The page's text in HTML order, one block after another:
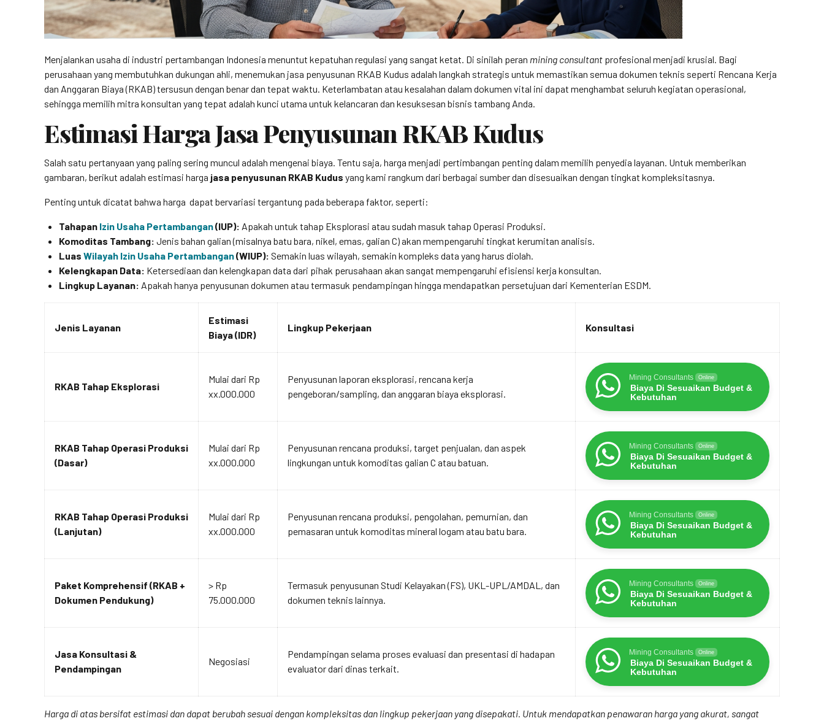
Menjalankan usaha di industri pertambangan Indonesia menuntut kepatuhan regulasi yang sangat ketat. Di sinilah peran mining consultant profesional menjadi krusial. Bagi
perusahaan yang membutuhkan dukungan ahli, menemukan jasa penyusunan RKAB Kudus adalah langkah strategis untuk memastikan semua dokumen teknis seperti Rencana Kerja
dan Anggaran Biaya (RKAB) tersusun dengan benar dan tepat waktu. Keterlambatan atau kesalahan dalam dokumen vital ini dapat menghambat seluruh kegiatan operasional,
sehingga memilih mitra konsultan yang tepat adalah kunci utama untuk kelancaran dan kesuksesan bisnis tambang Anda.
Estimasi Harga Jasa Penyusunan RKAB Kudus
Salah satu pertanyaan yang paling sering muncul adalah mengenai biaya. Tentu saja, harga menjadi pertimbangan penting dalam memilih penyedia layanan. Untuk memberikan
gambaran, berikut adalah estimasi harga jasa penyusunan RKAB Kudus yang kami rangkum dari berbagai sumber dan disesuaikan dengan tingkat kompleksitasnya.
Penting untuk dicatat bahwa harga dapat bervariasi tergantung pada beberapa faktor, seperti:
Tahapan Izin Usaha Pertambangan(IUP): Apakah untuk tahap Eksplorasi atau sudah masuk tahap Operasi Produksi.
Komoditas Tambang: Jenis bahan galian (misalnya batu bara, nikel, emas, galian C) akan mempengaruhi tingkat kerumitan analisis.
Luas Wilayah Izin Usaha Pertambangan(WIUP): Semakin luas wilayah, semakin kompleks data yang harus diolah.
Kelengkapan Data: Ketersediaan dan kelengkapan data dari pihak perusahaan akan sangat mempengaruhi efisiensi kerja konsultan.
Lingkup Layanan: Apakah hanya penyusunan dokumen atau termasuk pendampingan hingga mendapatkan persetujuan dari Kementerian ESDM.
Jenis Layanan
Estimasi
Biaya (IDR)
Lingkup Pekerjaan Konsultasi
RKAB Tahap Eksplorasi
Mulai dari Rp
xx.000.000
Penyusunan laporan eksplorasi, rencana kerja
pengeboran/sampling, dan anggaran biaya eksplorasi.
Mining Consultants Online
Biaya Di Sesuaikan Budget &
Kebutuhan
RKAB Tahap Operasi Produksi
(Dasar)
Mulai dari Rp
xx.000.000
Penyusunan rencana produksi, target penjualan, dan aspek
lingkungan untuk komoditas galian C atau batuan.
Mining Consultants Online
Biaya Di Sesuaikan Budget &
Kebutuhan
RKAB Tahap Operasi Produksi
(Lanjutan)
Mulai dari Rp
xx.000.000
Penyusunan rencana produksi, pengolahan, pemurnian, dan
pemasaran untuk komoditas mineral logam atau batu bara.
Mining Consultants Online
Biaya Di Sesuaikan Budget &
Kebutuhan
Paket Komprehensif (RKAB +
Dokumen Pendukung)
> Rp
75.000.000
Termasuk penyusunan Studi Kelayakan (FS), UKL-UPL/AMDAL, dan
dokumen teknis lainnya.
Mining Consultants Online
Biaya Di Sesuaikan Budget &
Kebutuhan
Jasa Konsultasi &
Pendampingan
Negosiasi
Pendampingan selama proses evaluasi dan presentasi di hadapan
evaluator dari dinas terkait.
Mining Consultants Online
Biaya Di Sesuaikan Budget &
Kebutuhan
Harga di atas bersifat estimasi dan dapat berubah sesuai dengan kompleksitas dan lingkup pekerjaan yang disepakati. Untuk mendapatkan penawaran harga yang akurat, sangat